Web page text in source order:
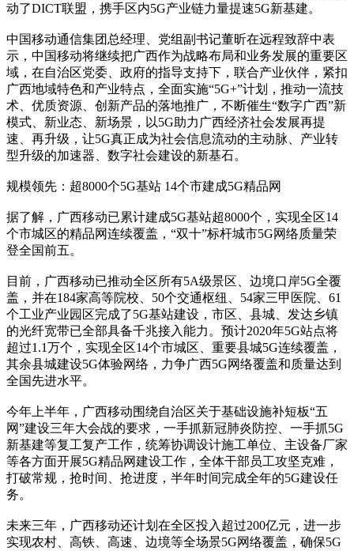
动了DICT联盟，携手区内5G产业链力量提速5G新基建。
中国移动通信集团总经理、党组副书记董昕在远程致辞中表
示，中国移动将继续把广西作为战略布局和业务发展的重要区
域，在自治区党委、政府的指导支持下，联合产业伙伴，紧扣
广西地域特色和产业特点，全面实施“5G+”计划，推动一流技
术、优质资源、创新产品的落地推广，不断催生“数字广西”新
模式、新业态、新场景，以5G助力广西经济社会发展再提
速、再升级，让5G真正成为社会信息流动的主动脉、产业转
型升级的加速器、数字社会建设的新基石。
规模领先：超8000个5G基站 14个市建成5G精品网
据了解，广西移动已累计建成5G基站超8000个，实现全区14
个市城区的精品网连续覆盖，“双十”标杆城市5G网络质量荣
登全国前五。
目前，广西移动已推动全区所有5A级景区、边境口岸5G全覆
盖，并在184家高等院校、50个交通枢纽、54家三甲医院、61
个工业产业园区完成了5G基站建设，市区、县城、发达乡镇
的光纤宽带已全部具备千兆接入能力。预计2020年5G站点将
超过1.1万个，实现全区14个市城区、重要县城5G连续覆盖，
其余县城建设5G体验网络，力争广西5G网络覆盖和质量达到
全国先进水平。
今年上半年，广西移动围绕自治区关于基础设施补短板“五
网”建设三年大会战的要求，一手抓新冠肺炎防控、一手抓5G
新基建等复工复产工作，统筹协调设计施工单位、主设备厂家
等各方面开展5G精品网建设工作，全体干部员工攻坚克难，
打破常规，抢时间、抢进度，半年时间完成全年的5G建设任
务。
未来三年，广西移动还计划在全区投入超过200亿元，进一步
实现农村、高铁、高速、边境等全场景5G网络覆盖，确保5G